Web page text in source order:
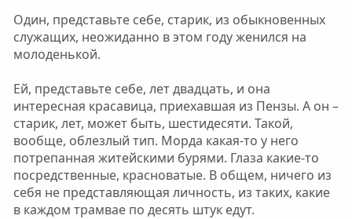
Один, представьте себе, старик, из обыкновенных
служащих, неожиданно в этом году женился на
молоденькой.
Ей, представьте себе, лет двадцать, и она
интересная красавица, приехавшая из Пензы. А он –
старик, лет, может быть, шестидесяти. Такой,
вообще, облезлый тип. Морда какая-то у него
потрепанная житейскими бурями. Глаза какие-то
посредственные, красноватые. В общем, ничего из
себя не представляющая личность, из таких, какие
в каждом трамвае по десять штук едут.